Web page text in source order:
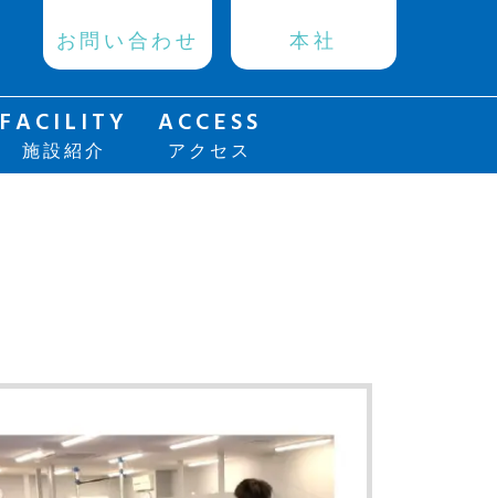
お問い合わせ 本社
FACILITY
施設紹介
ACCESS
アクセス